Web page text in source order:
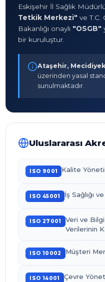
Eskişehir İl Sağlık
Tetkik Merkezi" ve T.C.
Bakanlığı onaylı "OSGB"
bir kuruluştur.
Ataşehir,
üzerinden yasal
sunulmaktadır.
Uluslararası
ISO 9001 Kalite
ISO 45001 İş Sağlığı
ISO 27001
Veri ve Bilgi
Verilerinin
ISO 10002 Müşteri
ISO 14001 Çevre